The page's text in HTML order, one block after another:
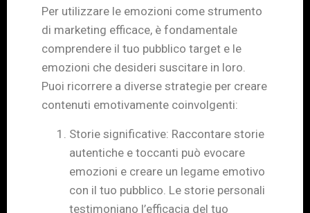
Per utilizzare le emozioni come strumento
di marketing efficace, è fondamentale
comprendere il tuo pubblico target e le
emozioni che desideri suscitare in loro.
Puoi ricorrere a diverse strategie per creare
contenuti emotivamente coinvolgenti:
Storie significative: Raccontare storie
autentiche e toccanti può evocare
emozioni e creare un legame emotivo
con il tuo pubblico. Le storie personali
testimoniano l’efficacia del tuo